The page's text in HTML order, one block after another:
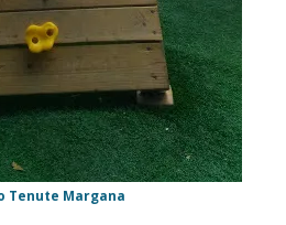
Tenute Margana